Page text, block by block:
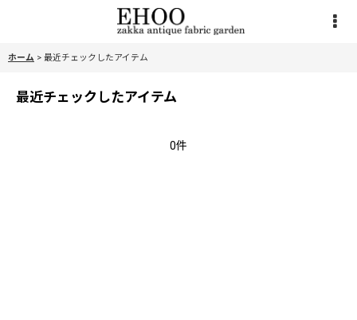
ホーム > 最近チェックしたアイテム
最近チェックしたアイテム
0件